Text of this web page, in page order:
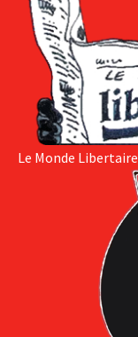
Le Monde Libertaire